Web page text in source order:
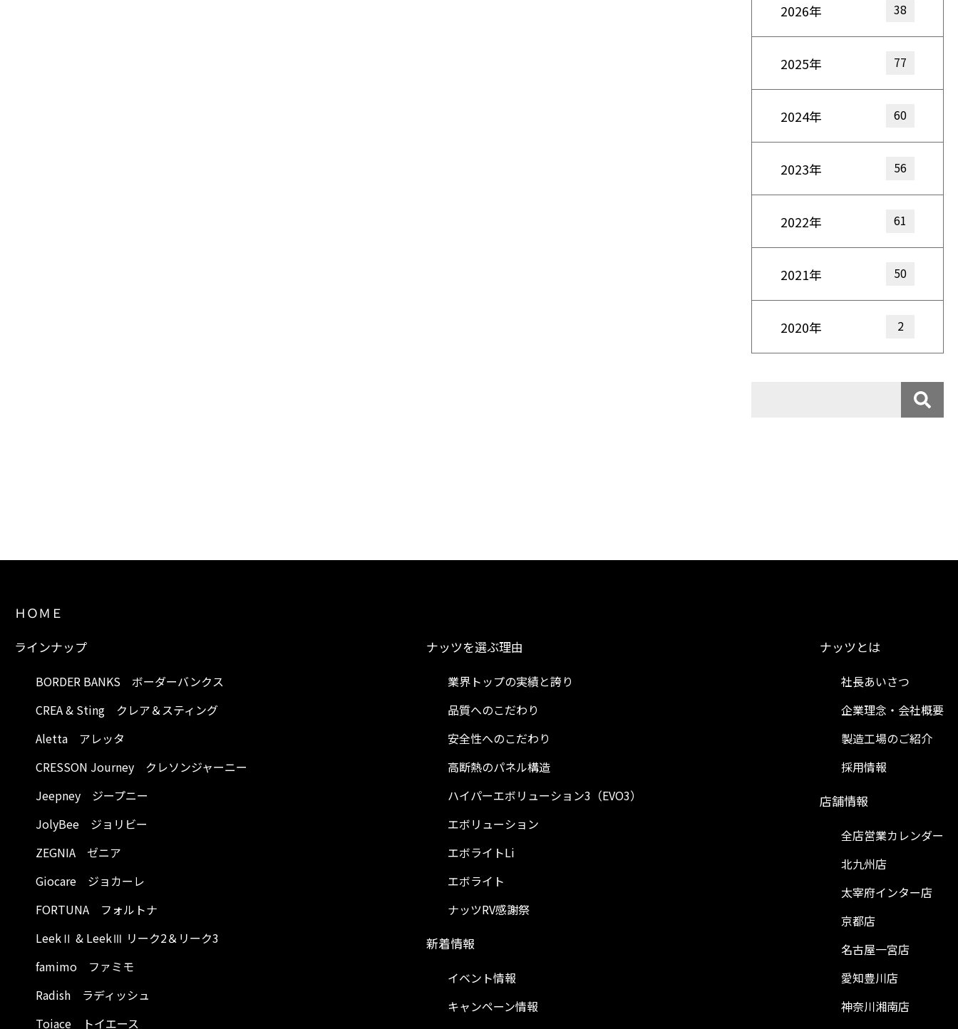
2026年 38
2025年 77
2024年 60
2023年 56
2022年 61
2021年 50
2020年 2
ＨＯＭＥ
ラインナップ
BORDER BANKS ボーダーバンクス
CREA & Sting クレア＆スティング
Aletta アレッタ
CRESSON Journey クレソンジャーニー
Jeepney ジープニー
JolyBee ジョリビー
ZEGNIA ゼニア
Giocare ジョカーレ
FORTUNA フォルトナ
LeekⅡ & LeekⅢ リーク2＆リーク3
famimo ファミモ
Radish ラディッシュ
Toiace トイエース
ナッツを選ぶ理由
業界トップの実績と誇り
品質へのこだわり
安全性へのこだわり
高断熱のパネル構造
ハイパーエボリューション3（EVO3）
エボリューション
エボライトLi
エボライト
ナッツRV感謝祭
新着情報
イベント情報
キャンペーン情報
ナッツとは
社長あいさつ
企業理念・会社概要
製造工場のご紹介
採用情報
店舗情報
全店営業カレンダー
北九州店
太宰府インター店
京都店
名古屋一宮店
愛知豊川店
神奈川湘南店